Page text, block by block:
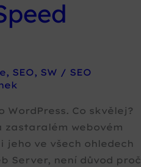
, SEO, SW / SEO
Co skvělej?
webovém
ve všech ohledech
Server, není důvod proč